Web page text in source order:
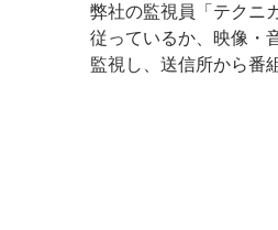
弊社の監視員「テクニ
従っているか、映像・
監視し、送信所から番